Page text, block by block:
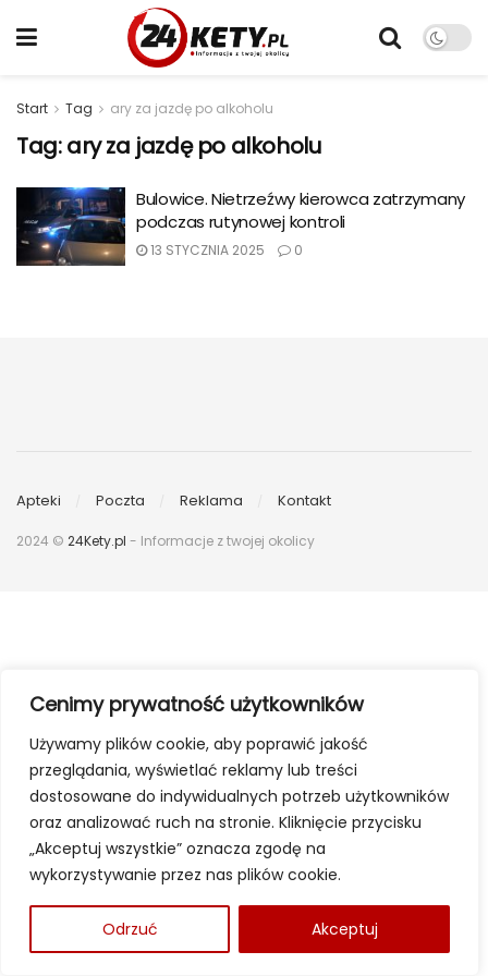
Cenimy prywatność użytkowników
Używamy plików cookie, aby poprawić jakość
przeglądania, wyświetlać reklamy lub treści
dostosowane do indywidualnych potrzeb użytkowników
oraz analizować ruch na stronie. Kliknięcie przycisku
„Akceptuj wszystkie” oznacza zgodę na
wykorzystywanie przez nas plików cookie.
Odrzuć Akceptuj
Start Tag ary za jazdę po alkoholu
Tag:ary za jazdę po alkoholu
Bulowice. Nietrzeźwy kierowca zatrzymany
podczas rutynowej kontroli
13 STYCZNIA 2025 0
Apteki Poczta Reklama Kontakt
2024 © 24Kety.pl - Informacje z twojej okolicy